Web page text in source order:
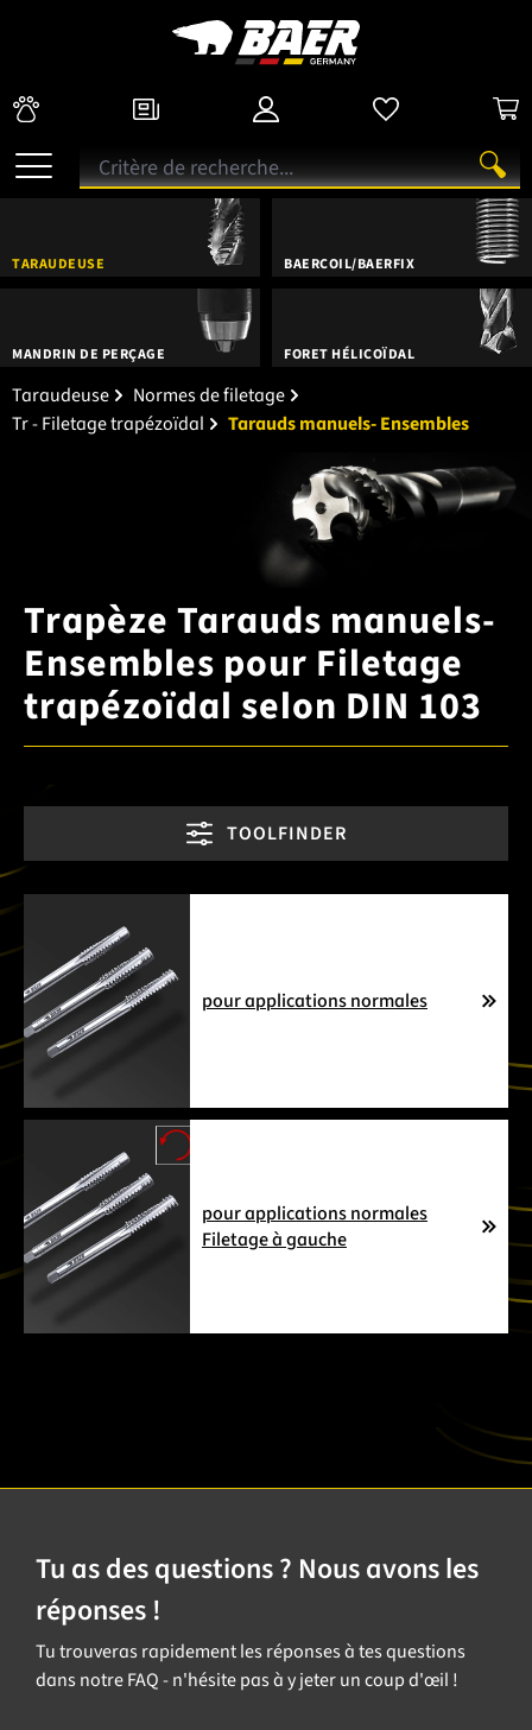
TARAUDEUSE BAERCOIL/BAERFIX
MANDRIN DE PERÇAGE FORET HÉLICOÏDAL
Taraudeuse
Normes de filetage
Tr - Filetage trapézoïdal
Tarauds manuels- Ensembles
Trapèze Tarauds manuels-
Ensembles pour Filetage
trapézoïdal selon DIN 103
TOOLFINDER
pour applications normales
pour applications normales
Filetage à gauche
Tu as des questions ? Nous avons les
réponses !
Tu trouveras rapidement les réponses à tes questions
dans notre FAQ - n'hésite pas à y jeter un coup d'œil !